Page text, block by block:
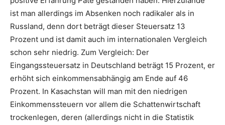
ist man allerdings im Absenken noch radikaler als in
Russland, denn dort beträgt dieser Steuersatz 13
Prozent und ist damit auch im internationalen Vergleich
schon sehr niedrig. Zum Vergleich: Der
Eingangssteuersatz in Deutschland beträgt 15 Prozent, er
erhöht sich einkommensabhängig am Ende auf 46
Prozent. In Kasachstan will man mit den niedrigen
Einkommenssteuern vor allem die Schattenwirtschaft
trockenlegen, deren (allerdings nicht in die Statistik